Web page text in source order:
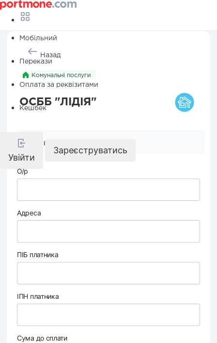
Мобільний
Перекази
Оплата за реквізитами
Кешбек
Увійти
Зареєструватись
Назад
Комунальні послуги
ОСББ "ЛІДІЯ"
Реквізити компанії
О/р
Адреса
ПІБ платника
ІПН платника
Сума до сплати